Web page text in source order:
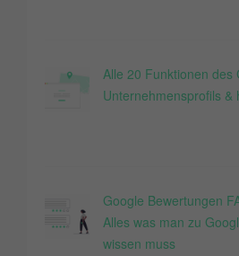
Alle 20 Funktionen des
Unternehmensprofils &
Google Bewertungen
Alles was man zu
wissen muss